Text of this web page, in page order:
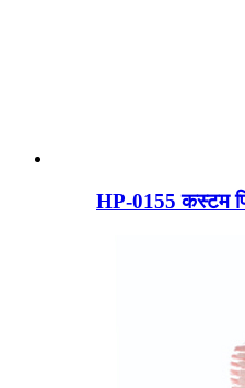
HP-0155 कस्टम